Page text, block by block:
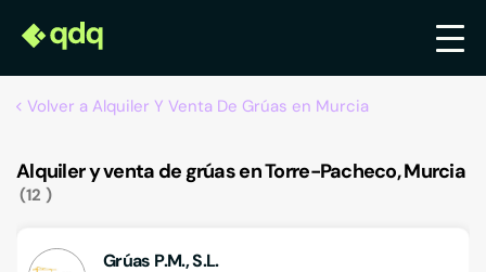
Volver a Alquiler Y Venta De Grúas en Murcia
Alquiler y venta de grúas en Torre-Pacheco, Murcia
12
Grúas P.M., S.L.